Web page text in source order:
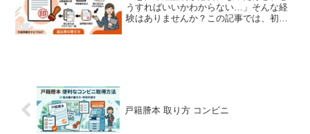
うすればいいかわからない…」そんな経
験はありませんか？この記事では、初め
戸籍謄本 取り方 コンビニ